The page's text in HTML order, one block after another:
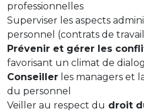
professionnelles
Superviser les aspects
personnel (contrats de
Prévenir et gérer les
favorisant un climat de
Conseiller les managers et
du personnel
Veiller au respect du droit